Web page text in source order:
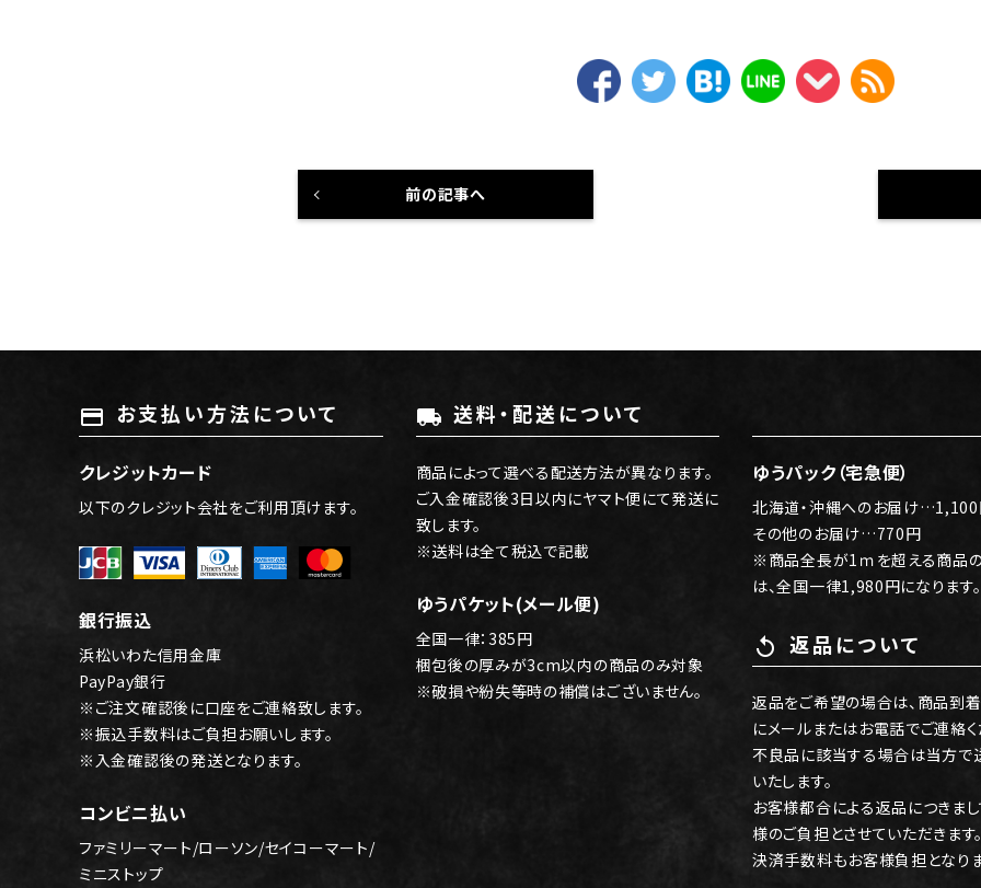
前の記事へ
payment お支払い方法について
クレジットカード
以下のクレジット会社をご利用頂けます。
銀行振込
浜松いわた信用金庫
PayPay銀行
※ご注文確認後に口座をご連絡致します。
※振込手数料はご負担お願いします。
※入金確認後の発送となります。
コンビニ払い
ファミリーマート/ローソン/セイコーマート/
ミニストップ
local_shipping 送料・配送について
商品によって選べる配送方法が異なります。
ご入金確認後3日以内にヤマト便にて発送に
致します。
※送料は全て税込で記載
ゆうパケット(メール便)
全国一律：385円
梱包後の厚みが3cm以内の商品のみ対象
※破損や紛失等時の補償はございません。
ゆうパック（宅急便）
北海道・沖縄へのお届け
その他のお届け…770円
※商品全長が1ｍを超える商品
は、全国一律1,980円になります。
replay 返品について
返品をご希望の場合は、商品到
にメールまたはお電話でご連絡く
不良品に該当する場合は当方で
いたします。
お客様都合による返品につきま
様のご負担とさせていただきます。
決済手数料もお客様負担となりま